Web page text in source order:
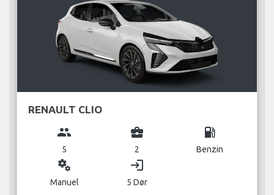
RENAULT CLIO
group
5
business_center
2
local_gas_station
Benzin
miscellaneous_services
Manuel
login
5 Dør